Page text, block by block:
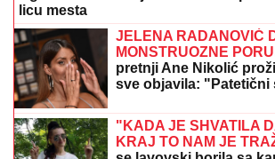
"Trudimo se da joj